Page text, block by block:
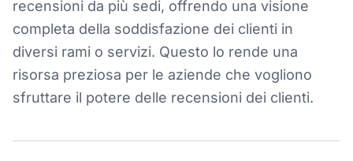
recensioni da più sedi, offrendo una visione
completa della soddisfazione dei clienti in
diversi rami o servizi. Questo lo rende una
risorsa preziosa per le aziende che vogliono
sfruttare il potere delle recensioni dei clienti.